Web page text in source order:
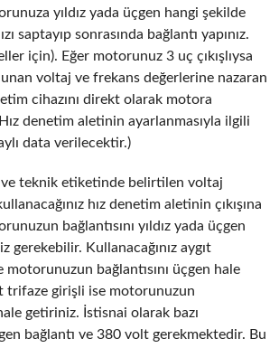
yıldız yada üçgen hangi şekilde
saptayıp sonrasında bağlantı yapınız.
için). Eğer motorunuz 3 uç çıkışlıysa
voltaj ve frekans değerlerine nazaran
cihazını direkt olarak motora
denetim aletinin ayarlanmasıyla ilgili
data verilecektir.)
teknik etiketinde belirtilen voltaj
hız denetim aletinin çıkışına
bağlantısını yıldız yada üçgen
gerekebilir. Kullanacağınız aygıt
bağlantısını üçgen hale
trifaze girişli ise motorunuzun
hale getiriniz. İstisnai olarak bazı
bağlantı ve 380 volt gerekmektedir. Bu